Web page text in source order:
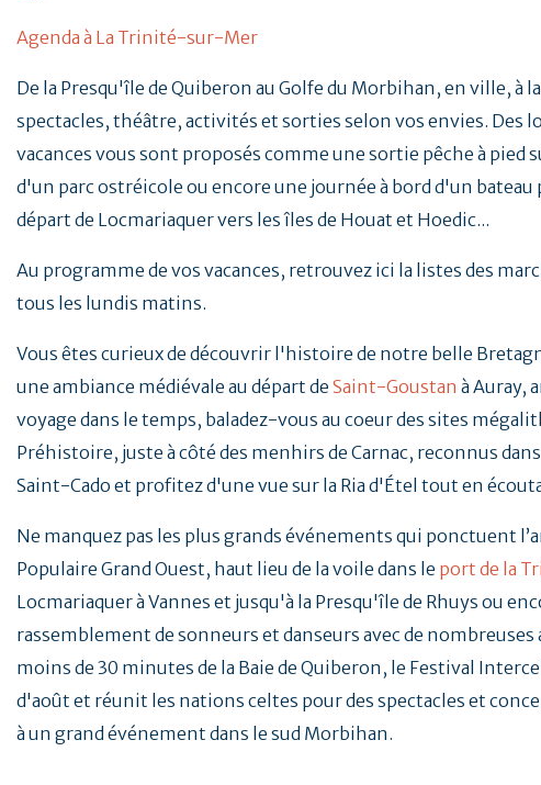
Agenda à La Trinité-sur-Mer
De la Presqu'île de Quiberon au Golfe du Morbihan, en ville,
spectacles, théâtre, activités et sorties selon vos envies. Des
vacances vous sont proposés comme une sortie pêche à pied
d'un parc ostréicole ou encore une journée à bord d'un
départ de Locmariaquer vers les îles de Houat et Hoedic...
Au programme de vos vacances, retrouvez ici la listes des
tous les lundis matins.
Vous êtes curieux de découvrir l'histoire de notre belle
une ambiance médiévale au départ de Saint-Goustan à Auray,
voyage dans le temps, baladez-vous au coeur des sites
Préhistoire, juste à côté des menhirs de Carnac, reconnus
Saint-Cado et profitez d'une vue sur la Ria d'Étel tout en
Ne manquez pas les plus grands événements qui ponctuent
Populaire Grand Ouest, haut lieu de la voile dans le port de la
Locmariaquer à Vannes et jusqu'à la Presqu'île de Rhuys ou
rassemblement de sonneurs et danseurs avec de
moins de 30 minutes de la Baie de Quiberon, le Festival
d'août et réunit les nations celtes pour des spectacles et
à un grand événement dans le sud Morbihan.